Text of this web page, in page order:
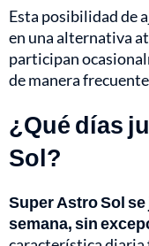
Esta posibilidad de
en una alternativa
participan
de manera
¿Qué días
Sol?
Super Astro Sol
semana, sin